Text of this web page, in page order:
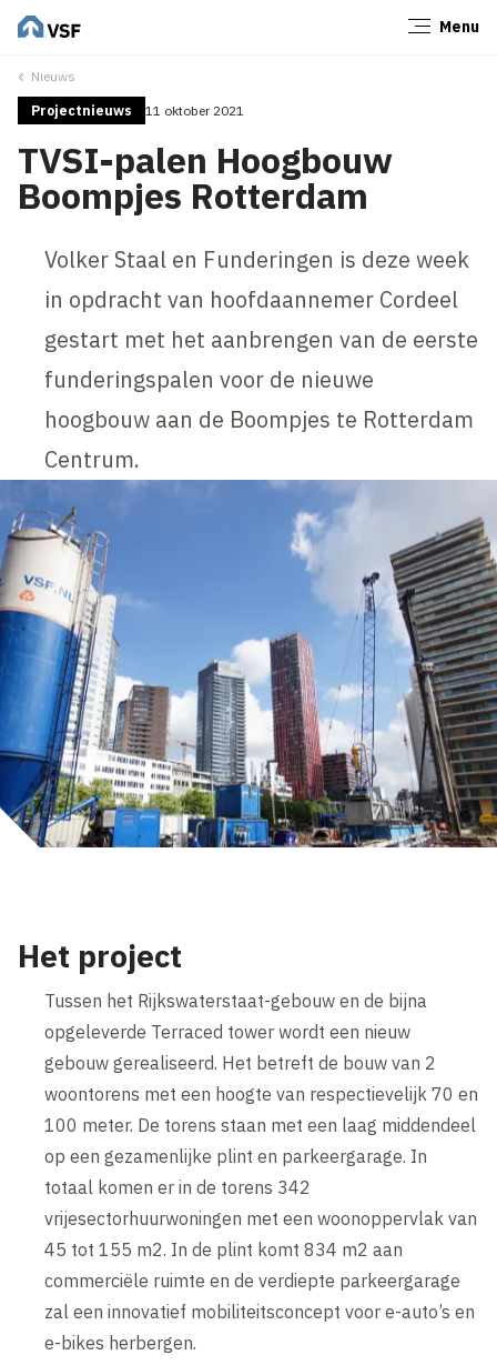
Menu
Nieuws
Projectnieuws 11 oktober 2021
TVSI-palen Hoogbouw
Boompjes Rotterdam
Volker Staal en Funderingen is deze week
in opdracht van hoofdaannemer Cordeel
gestart met het aanbrengen van de eerste
funderingspalen voor de nieuwe
hoogbouw aan de Boompjes te Rotterdam
Centrum.
Het project
Tussen het Rijkswaterstaat-gebouw en de bijna
opgeleverde Terraced tower wordt een nieuw
gebouw gerealiseerd. Het betreft de bouw van 2
woontorens met een hoogte van respectievelijk 70 en
100 meter. De torens staan met een laag middendeel
op een gezamenlijke plint en parkeergarage. In
totaal komen er in de torens 342
vrijesectorhuurwoningen met een woonoppervlak van
45 tot 155 m2. In de plint komt 834 m2 aan
commerciële ruimte en de verdiepte parkeergarage
zal een innovatief mobiliteitsconcept voor e-auto’s en
e-bikes herbergen.
Sluiten